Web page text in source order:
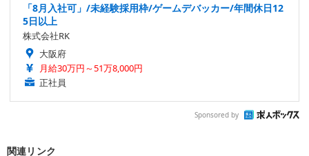
「8月入社可」/未経験採用枠/ゲームデバッカー/年間休日12
5日以上
株式会社RK
大阪府
月給30万円～51万8,000円
正社員
Sponsored by
関連リンク